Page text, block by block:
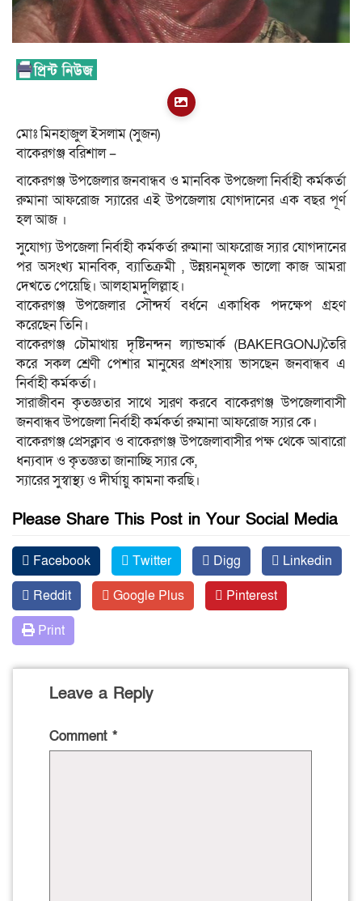
মোঃ মিনহাজুল ইসলাম (সুজন)
বাকেরগঞ্জ বরিশাল –
বাকেরগঞ্জ উপজেলার জনবান্ধব ও মানবিক উপজেলা নির্বাহী কর্মকর্তা
রুমানা আফরোজ স্যারের এই উপজেলায় যোগদানের এক বছর পূর্ণ
হল আজ ।
সুযোগ্য উপজেলা নির্বাহী কর্মকর্তা রুমানা আফরোজ স্যার যোগদানের
পর অসংখ্য মানবিক, ব্যাতিক্রমী , উন্নয়নমূলক ভালো কাজ আমরা
দেখতে পেয়েছি। আলহামদুলিল্লাহ।
বাকেরগঞ্জ উপজেলার সৌন্দর্য বর্ধনে একাধিক পদক্ষেপ গ্রহণ
করেছেন তিনি।
বাকেরগঞ্জ চৌমাথায় দৃষ্টিনন্দন ল্যান্ডমার্ক (BAKERGONJ)তৈরি
করে সকল শ্রেণী পেশার মানুষের প্রশংসায় ভাসছেন জনবান্ধব এ
নির্বাহী কর্মকর্তা।
সারাজীবন কৃতজ্ঞতার সাথে স্মরণ করবে বাকেরগঞ্জ উপজেলাবাসী
জনবান্ধব উপজেলা নির্বাহী কর্মকর্তা রুমানা আফরোজ স্যার কে।
বাকেরগঞ্জ প্রেসক্লাব ও বাকেরগঞ্জ উপজেলাবাসীর পক্ষ থেকে আবারো
ধন্যবাদ ও কৃতজ্ঞতা জানাচ্ছি স্যার কে,
স্যারের সুস্বাস্থ্য ও দীর্ঘায়ু কামনা করছি।
Please Share This Post in Your Social Media
Facebook Twitter Digg
Linkedin
Reddit
Google Plus
Pinterest
Print
Leave a Reply
Comment *